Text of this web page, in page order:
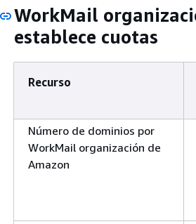
WorkMail
establece cuotas
Recurso
Número de dominios por
WorkMail organización de
Amazon